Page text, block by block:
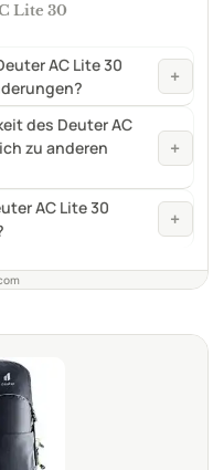
Lite 30
AC Lite 30
+
des Deuter AC
zu anderen
+
AC Lite 30
+